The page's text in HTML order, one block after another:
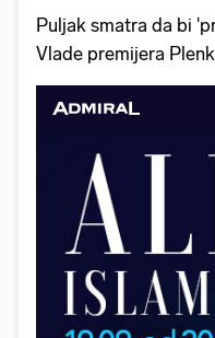
Puljak smatra da bi
Vlade premijera